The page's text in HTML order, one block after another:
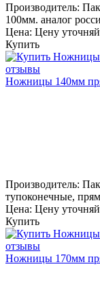
Производитель:
100мм. аналог
Цена: Цену
Купить
Ножницы 140мм
Производитель:
тупоконечные,
Цена: Цену
Купить
Ножницы 170мм